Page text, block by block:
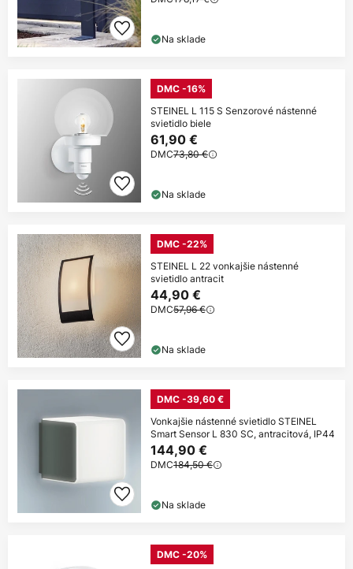
Na sklade
DMC -16%
STEINEL L 115 S Senzorové nástenné
svietidlo biele
61,90 €
DMC73,80 €
Na sklade
DMC -22%
STEINEL L 22 vonkajšie nástenné
svietidlo antracit
44,90 €
DMC57,96 €
Na sklade
DMC -39,60 €
Vonkajšie nástenné svietidlo STEINEL
Smart Sensor L 830 SC, antracitová, IP44
144,90 €
DMC184,50 €
Na sklade
DMC -20%